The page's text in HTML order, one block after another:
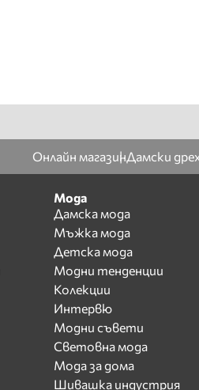
Онлайн магазинДамски
Мода
Дамска мода
Мъжка мода
Детска мода
Модни тенденции
Колекции
Интервю
Модни съвети
Световна мода
Мода за дома
Шивашка индустрия